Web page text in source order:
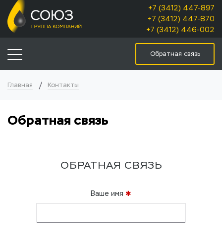
+7 (3412) 447-897
+7 (3412) 447-870
+7 (3412) 446-002
Обратная связь
Главная Контакты
Обратная связь
ОБРАТНАЯ СВЯЗЬ
Ваше имя ✱